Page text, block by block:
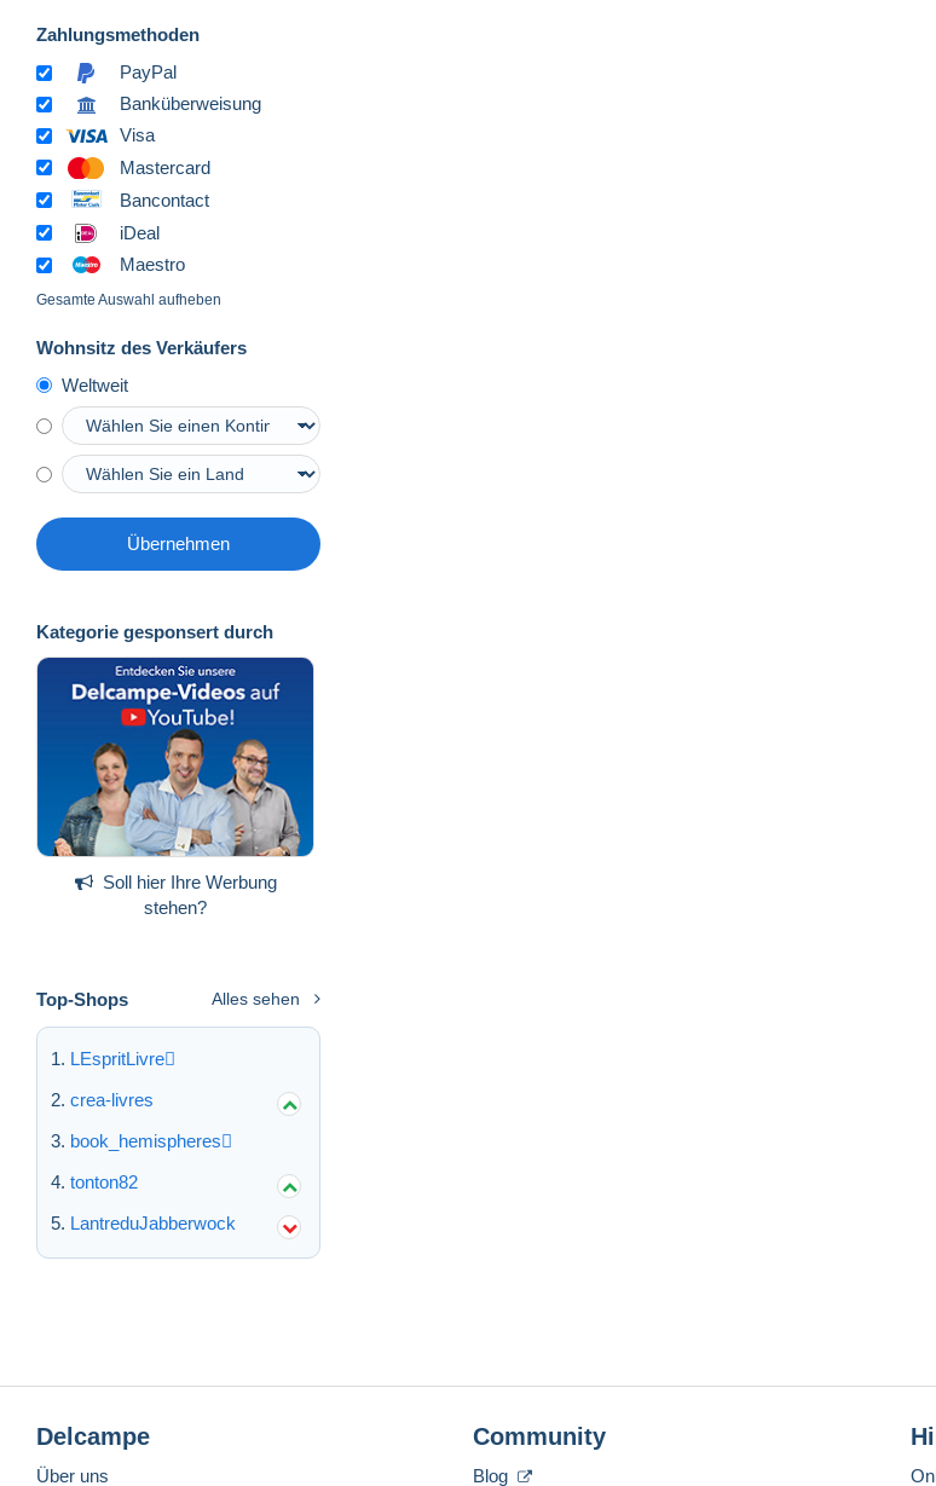
Zahlungsmethoden
PayPal
Banküberweisung
Visa
Mastercard
Bancontact
iDeal
Maestro
Gesamte Auswahl aufheben
Wohnsitz des Verkäufers
Weltweit
Übernehmen
Kategorie gesponsert durch
Soll hier Ihre Werbung
stehen?
Top-Shops Alles sehen
LEspritLivre
crea-livres
book_hemispheres
tonton82
LantreduJabberwock
Delcampe
Über uns
Community
Blog